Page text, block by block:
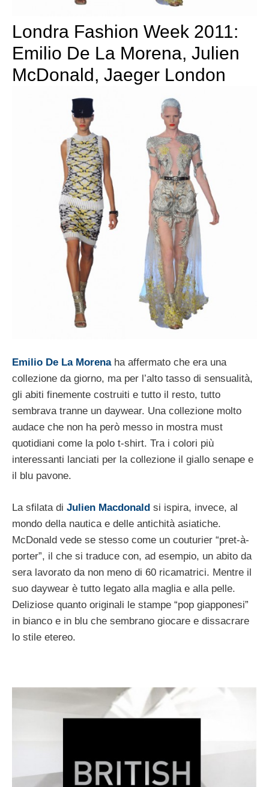
Londra Fashion Week 2011:
Emilio De La Morena, Julien
McDonald, Jaeger London
Emilio De La Morenaha affermato che era una
collezione da giorno, ma per l’alto tasso di sensualità,
gli abiti finemente costruiti e tutto il resto, tutto
sembrava tranne un daywear. Una collezione molto
audace che non ha però messo in mostra must
quotidiani come la polo t-shirt. Tra i colori più
interessanti lanciati per la collezione il giallo senape e
il blu pavone.
La sfilata di Julien Macdonald si ispira, invece, al
mondo della nautica e delle antichità asiatiche.
McDonald vede se stesso come un couturier “pret-à-
porter”, il che si traduce con, ad esempio, un abito da
sera lavorato da non meno di 60 ricamatrici. Mentre il
suo daywear è tutto legato alla maglia e alla pelle.
Deliziose quanto originali le stampe “pop giapponesi”
in bianco e in blu che sembrano giocare e dissacrare
lo stile etereo.